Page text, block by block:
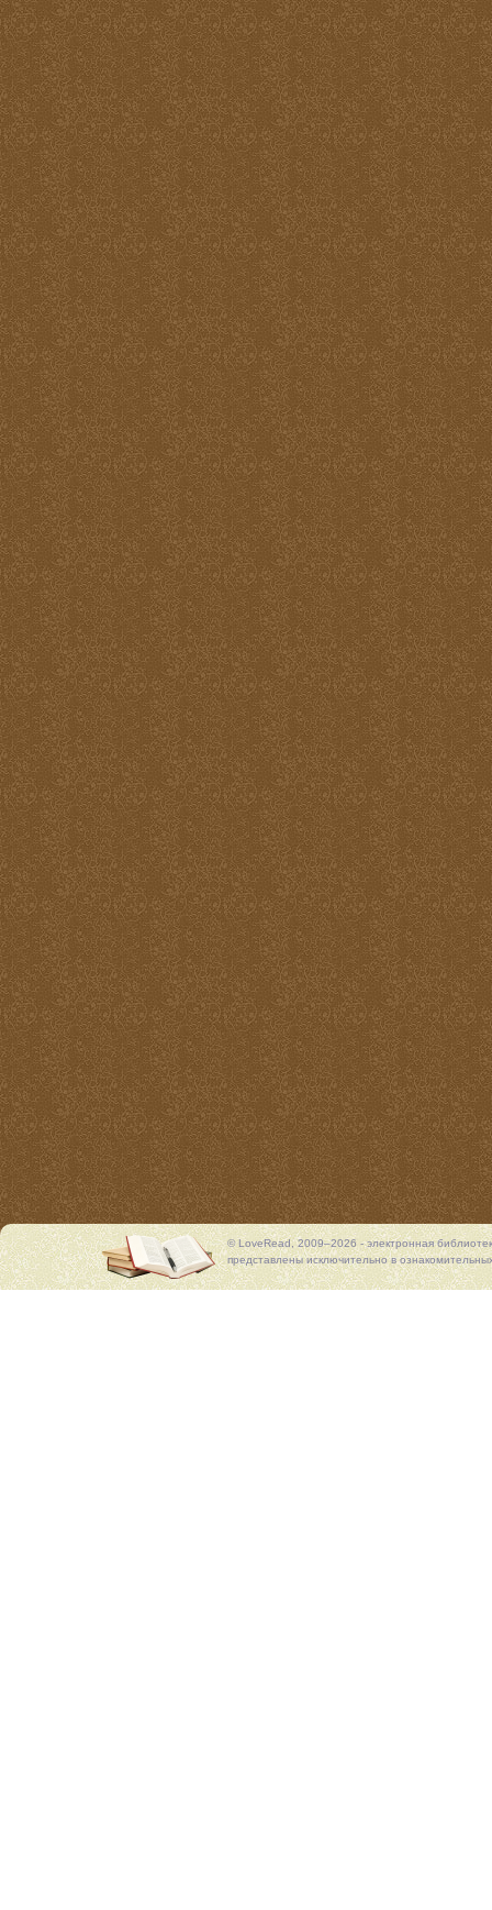
© LoveRead, 2009–2026 - электронная
представлены исключительно в